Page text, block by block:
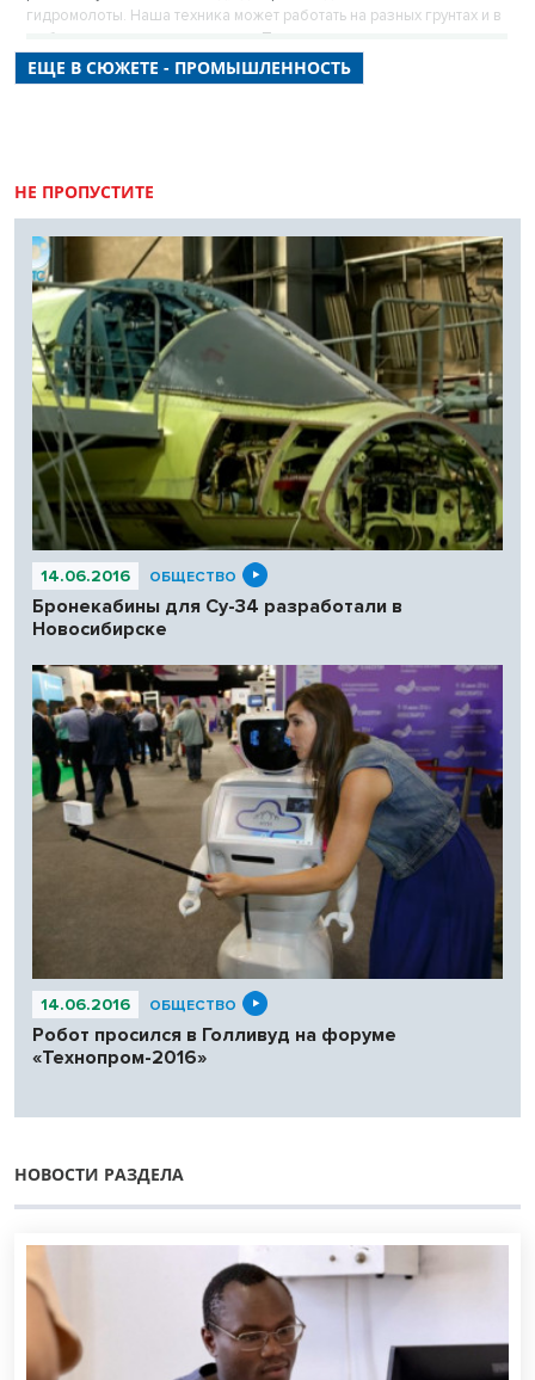
гидромолоты. Наша техника может работать на разных грунтах и в
любых климатических условиях. При этом стоит дешевле
западной.
ЕЩЕ В СЮЖЕТЕ - ПРОМЫШЛЕННОСТЬ
НЕ ПРОПУСТИТЕ
14.06.2016 ОБЩЕСТВО
Бронекабины для Су-34 разработали в
Новосибирске
14.06.2016 ОБЩЕСТВО
Робот просился в Голливуд на форуме
«Технопром-2016»
НОВОСТИ РАЗДЕЛА